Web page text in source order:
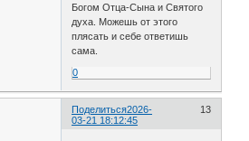
Богом Отца-Сына и Святого
духа. Можешь от этого
плясать и себе ответишь
сама.
0
Поделиться 13
2026-
03-21 18:12:45